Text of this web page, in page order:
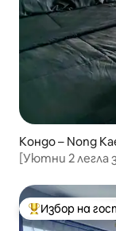
Кондо – Nong
[Уютни 2 легла
Най-популярен
Избор на